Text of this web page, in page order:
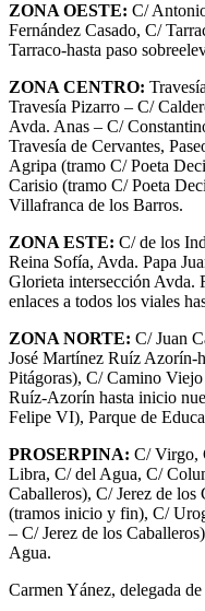
ZONA OESTE: C/
Fernández Casado, C/
Tarraco-hasta paso
ZONA CENTRO:
Travesía Pizarro – C/
Avda. Anas – C/
Travesía de Cervantes,
Agripa (tramo C/ Poeta
Carisio (tramo C/ Poeta
Villafranca de los Barros.
ZONA ESTE: C/ de los
Reina Sofía, Avda. Papa
Glorieta intersección Avda.
enlaces a todos los viales
ZONA NORTE: C/ Juan
José Martínez Ruíz Azorín-
Pitágoras), C/ Camino
Ruíz-Azorín hasta inicio
Felipe VI), Parque de
PROSERPINA: C/ Virgo,
Libra, C/ del Agua, C/
Caballeros), C/ Jerez de
(tramos inicio y fin), C/
– C/ Jerez de los
Agua.
Carmen Yánez, delegada